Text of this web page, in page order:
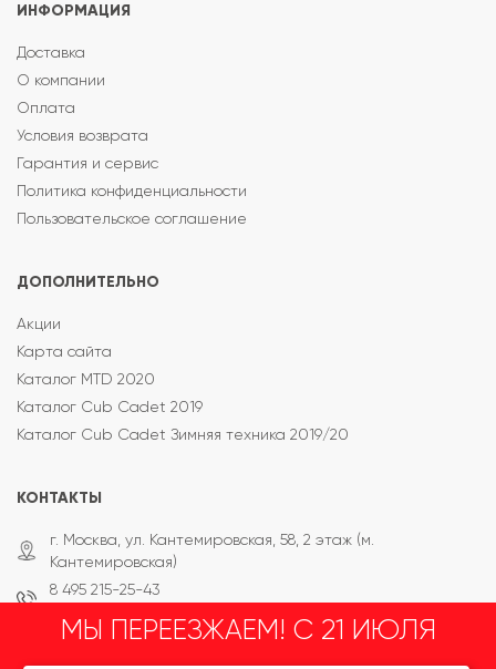
ИНФОРМАЦИЯ
Доставка
О компании
Оплата
Условия возврата
Гарантия и сервис
Политика конфиденциальности
Пользовательское соглашение
ДОПОЛНИТЕЛЬНО
Акции
Карта сайта
Каталог MTD 2020
Каталог Cub Cadet 2019
Каталог Cub Cadet Зимняя техника 2019/20
КОНТАКТЫ
г. Москва, ул. Кантемировская, 58, 2 этаж (м.
Кантемировская)
8 495 215-25-43
info@mt-tehnika.ru
МЫ ПЕРЕЕЗЖАЕМ! С 21 ИЮЛЯ